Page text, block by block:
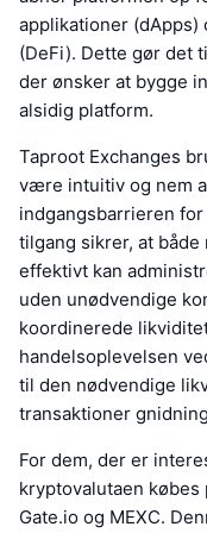
applikationer
(DeFi). Dette gør det
der ønsker at bygge
alsidig platform.
Taproot Exchanges
være intuitiv og nem
indgangsbarrieren
tilgang sikrer, at
effektivt kan
uden unødvendige
koordinerede
handelsoplevelsen
til den nødvendige
transaktioner
For dem, der er
kryptovalutaen
Gate.io og MEXC.